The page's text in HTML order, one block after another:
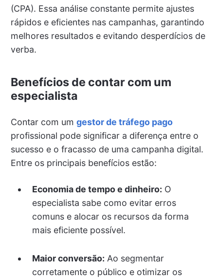
(CPA). Essa análise constante permite ajustes
rápidos e eficientes nas campanhas, garantindo
melhores resultados e evitando desperdícios de
verba.
Benefícios de contar com um
especialista
Contar com um gestor de tráfego pago
profissional pode significar a diferença entre o
sucesso e o fracasso de uma campanha digital.
Entre os principais benefícios estão:
Economia de tempo e dinheiro: O
especialista sabe como evitar erros
comuns e alocar os recursos da forma
mais eficiente possível.
Maior conversão: Ao segmentar
corretamente o público e otimizar os